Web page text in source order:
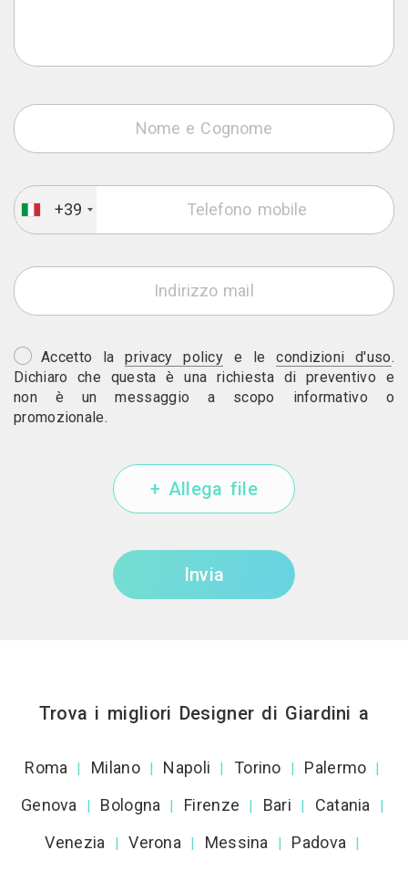
+39
Accetto laprivacy policy e lecondizioni d'uso.
Dichiaro che questa è una richiesta di preventivo e
non è un messaggio a scopo informativo o
promozionale.
+ Allega file
Invia
Trova i migliori Designer di Giardini a
Roma | Milano | Napoli | Torino | Palermo |
Genova | Bologna | Firenze | Bari | Catania |
Venezia | Verona | Messina | Padova |